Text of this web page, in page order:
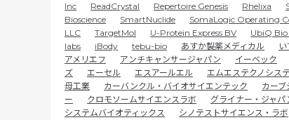
Inc
ReadCrystal Repertoire Genesis Rhelixa
Bioscience
SmartNuclide SomaLogic Operating
LLC
TargetMol U-Protein Express BV UbiQ Bio
labs
iBody tebu-bio あすか製薬メディカル
アメリエフ
アンチキャンサージャパン イーベック
ズ
エーセル エスアールエル エムエステクノシス
母工業
カーバンクル・バイオサイエンテック カーブ
ー
クロモソームサイエンスラボ グライナー・ジャパ
システムバイオティックス
シノテストサイエンス・ラボ